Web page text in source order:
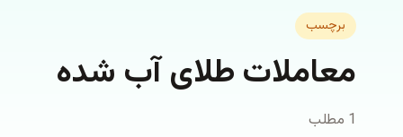
برچسب
معاملات طلای آب شده
1 مطلب